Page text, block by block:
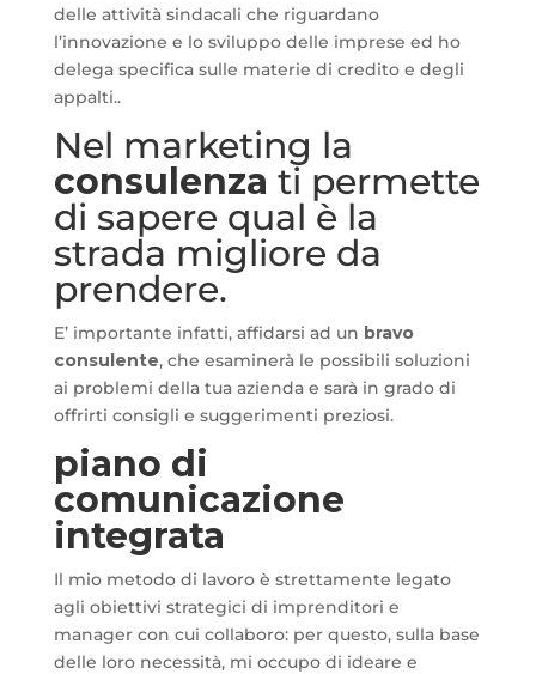
delle attività sindacali che riguardano
l’innovazione e lo sviluppo delle imprese ed ho
delega specifica sulle materie di credito e degli
appalti..
Nel marketing la
consulenza ti permette
di sapere qual è la
strada migliore da
prendere.
E’ importante infatti, affidarsi ad un bravo
consulente, che esaminerà le possibili soluzioni
ai problemi della tua azienda e sarà in grado di
offrirti consigli e suggerimenti preziosi.
piano di
comunicazione
integrata
Il mio metodo di lavoro è strettamente legato
agli obiettivi strategici di imprenditori e
manager con cui collaboro: per questo, sulla base
delle loro necessità, mi occupo di ideare e